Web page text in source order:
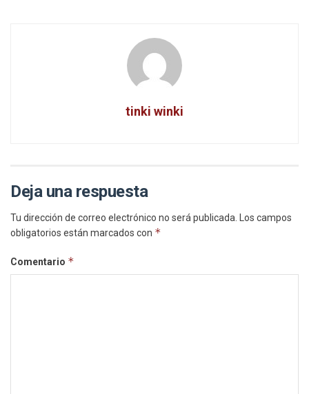
tinki winki
Deja una respuesta
Tu dirección de correo electrónico no será publicada.
Los campos
obligatorios están marcados con *
Comentario *